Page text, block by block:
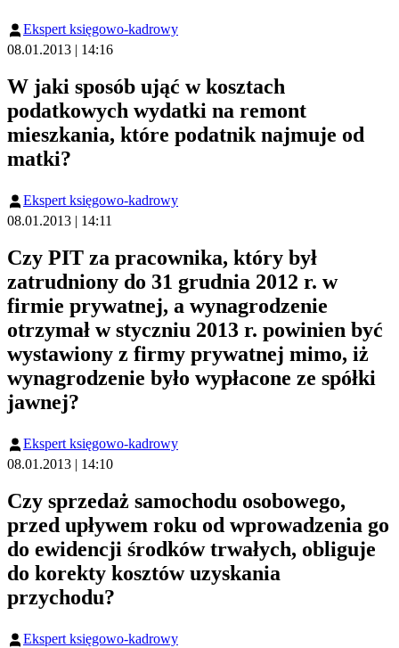
Ekspert księgowo-kadrowy
08.01.2013 | 14:16
W jaki sposób ująć w kosztach
podatkowych wydatki na remont
mieszkania, które podatnik najmuje od
matki?
Ekspert księgowo-kadrowy
08.01.2013 | 14:11
Czy PIT za pracownika, który był
zatrudniony do 31 grudnia 2012 r. w
firmie prywatnej, a wynagrodzenie
otrzymał w styczniu 2013 r. powinien być
wystawiony z firmy prywatnej mimo, iż
wynagrodzenie było wypłacone ze spółki
jawnej?
Ekspert księgowo-kadrowy
08.01.2013 | 14:10
Czy sprzedaż samochodu osobowego,
przed upływem roku od wprowadzenia go
do ewidencji środków trwałych, obliguje
do korekty kosztów uzyskania
przychodu?
Ekspert księgowo-kadrowy